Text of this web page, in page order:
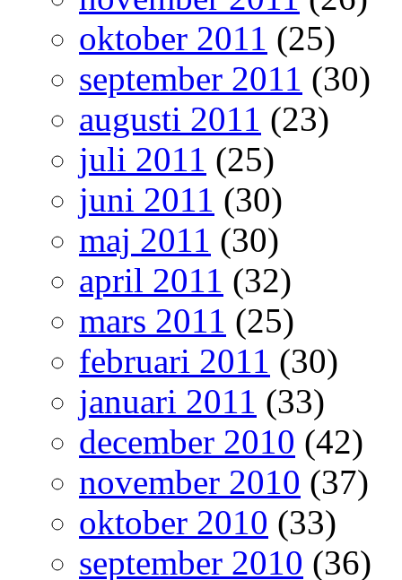
oktober 2011 (25)
september 2011 (30)
augusti 2011 (23)
juli 2011 (25)
juni 2011 (30)
maj 2011 (30)
april 2011 (32)
mars 2011 (25)
februari 2011 (30)
januari 2011 (33)
december 2010 (42)
november 2010 (37)
oktober 2010 (33)
september 2010 (36)